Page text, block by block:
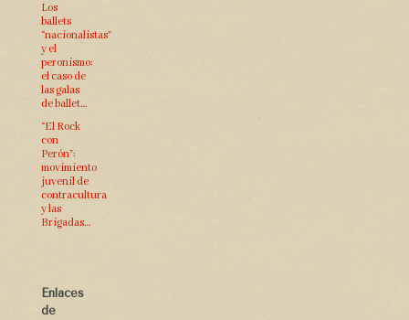
Los
ballets
“nacionalistas”
y el
peronismo:
el caso de
las galas
de ballet…
“El Rock
con
Perón”:
movimiento
juvenil de
contracultura
y las
Brigadas…
Enlaces
de